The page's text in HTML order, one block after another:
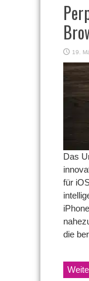
19.
Das
für
die